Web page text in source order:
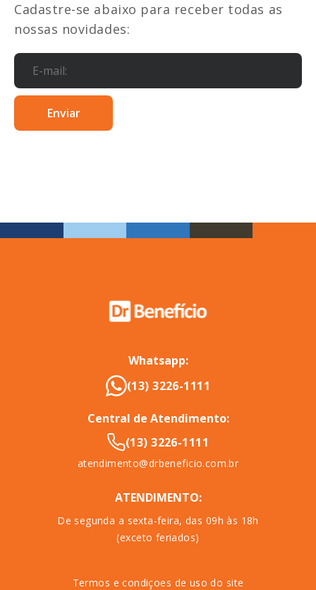
Cadastre-se abaixo para receber todas as
nossas novidades:
Whatsapp:
(13) 3226-1111
Central de Atendimento:
(13) 3226-1111
atendimento@drbeneficio.com.br
ATENDIMENTO:
De segunda a sexta-feira, das 09h às 18h
(exceto feriados)
Termos e condiçoes de uso do site